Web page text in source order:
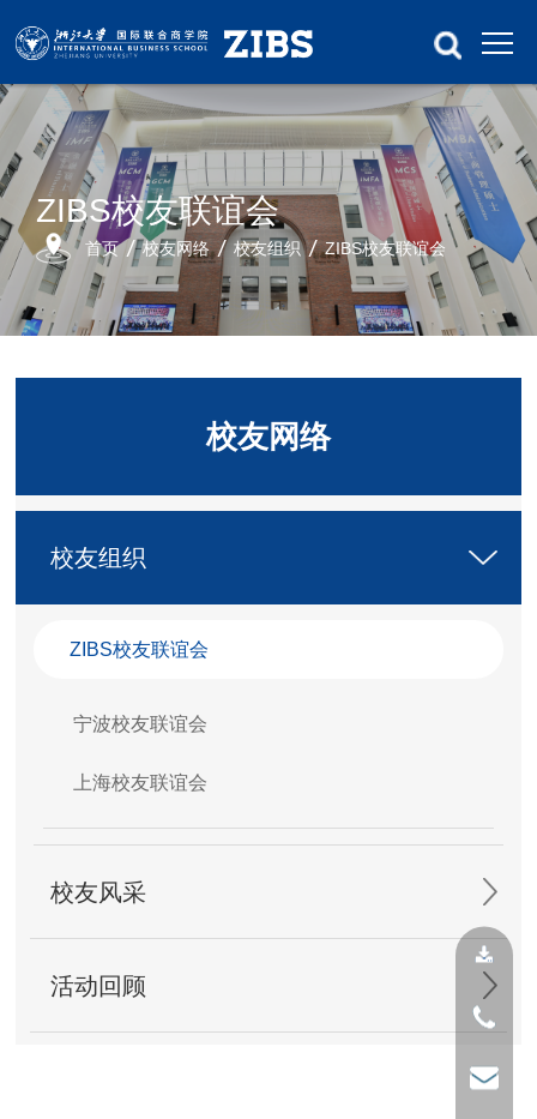
ZIBS校友联谊会
首页 校友网络 校友组织 ZIBS校友联谊会
校友网络
校友组织
ZIBS校友联谊会
宁波校友联谊会
上海校友联谊会
校友风采
活动回顾